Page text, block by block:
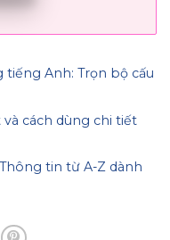
tiếng Anh: Trọn bộ cấu
cách dùng chi tiết
tin từ A-Z dành